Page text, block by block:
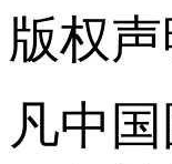
版权声
凡中